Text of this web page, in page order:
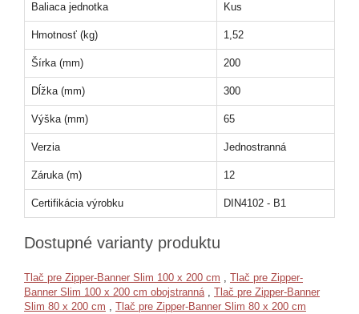
Baliaca jednotka Kus
Hmotnosť (kg) 1,52
Šírka (mm) 200
Dĺžka (mm) 300
Výška (mm) 65
Verzia Jednostranná
Záruka (m) 12
Certifikácia výrobku DIN4102 - B1
Dostupné varianty produktu
Tlač pre Zipper-Banner Slim 100 x 200 cm , Tlač pre Zipper-
Banner Slim 100 x 200 cm obojstranná , Tlač pre Zipper-Banner
Slim 80 x 200 cm , Tlač pre Zipper-Banner Slim 80 x 200 cm